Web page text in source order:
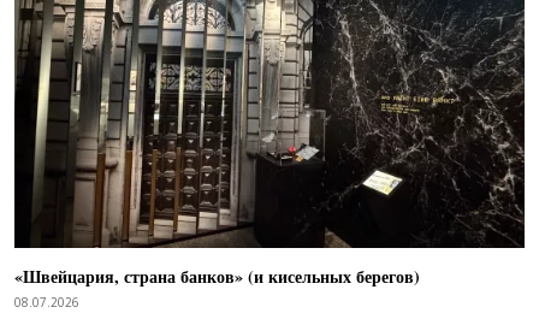
«Швейцария, страна банков» (и кисельных берегов)
08.07.2026